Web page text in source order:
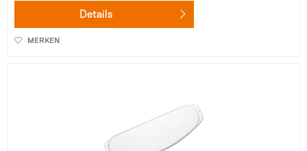
Details
MERKEN